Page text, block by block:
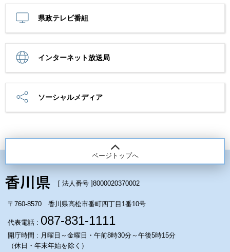
県政テレビ番組
インターネット放送局
ソーシャルメディア
ページトップへ
[ 法人番号 ]8000020370002
〒760-8570 香川県高松市番町四丁目1番10号
代表電話 : 087-831-1111
開庁時間 : 月曜日～金曜日・午前8時30分～午後5時15分
（休日・年末年始を除く）